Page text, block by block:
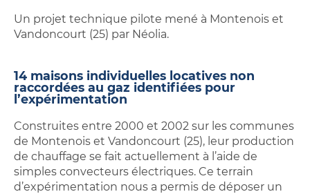
Un projet technique pilote mené à Montenois et
Vandoncourt (25) par Néolia.
14 maisons individuelles locatives non
raccordées au gaz identifiées pour
l’expérimentation
Construites entre 2000 et 2002 sur les communes
de Montenois et Vandoncourt (25), leur production
de chauffage se fait actuellement à l’aide de
simples convecteurs électriques. Ce terrain
d’expérimentation nous a permis de déposer un